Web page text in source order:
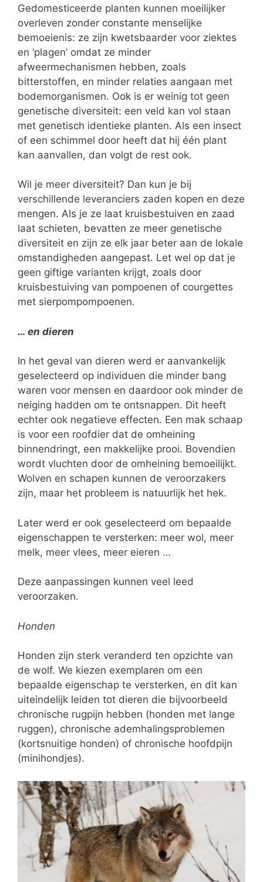
Gedomesticeerde planten kunnen moeilijker
overleven zonder constante menselijke
bemoeienis: ze zijn kwetsbaarder voor ziektes
en ‘plagen’ omdat ze minder
afweermechanismen hebben, zoals
bitterstoffen, en minder relaties aangaan met
bodemorganismen. Ook is er weinig tot geen
genetische diversiteit: een veld kan vol staan
met genetisch identieke planten. Als een insect
of een schimmel door heeft dat hij één plant
kan aanvallen, dan volgt de rest ook.
Wil je meer diversiteit? Dan kun je bij
verschillende leveranciers zaden kopen en deze
mengen. Als je ze laat kruisbestuiven en zaad
laat schieten, bevatten ze meer genetische
diversiteit en zijn ze elk jaar beter aan de lokale
omstandigheden aangepast. Let wel op dat je
geen giftige varianten krijgt, zoals door
kruisbestuiving van pompoenen of courgettes
met sierpompompoenen.
… en dieren
In het geval van dieren werd er aanvankelijk
geselecteerd op individuen die minder bang
waren voor mensen en daardoor ook minder de
neiging hadden om te ontsnappen. Dit heeft
echter ook negatieve effecten. Een mak schaap
is voor een roofdier dat de omheining
binnendringt, een makkelijke prooi. Bovendien
wordt vluchten door de omheining bemoeilijkt.
Wolven en schapen kunnen de veroorzakers
zijn, maar het probleem is natuurlijk het hek.
Later werd er ook geselecteerd om bepaalde
eigenschappen te versterken: meer wol, meer
melk, meer vlees, meer eieren …
Deze aanpassingen kunnen veel leed
veroorzaken.
Honden
Honden zijn sterk veranderd ten opzichte van
de wolf. We kiezen exemplaren om een
bepaalde eigenschap te versterken, en dit kan
uiteindelijk leiden tot dieren die bijvoorbeeld
chronische rugpijn hebben (honden met lange
ruggen), chronische ademhalingsproblemen
(kortsnuitige honden) of chronische hoofdpijn
(minihondjes).